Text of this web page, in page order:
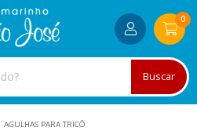
Buscar
0
AGULHAS PARA TRICÔ